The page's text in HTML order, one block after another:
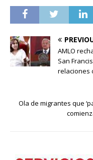
AMLO
San
relaciones
Ola de migrantes que